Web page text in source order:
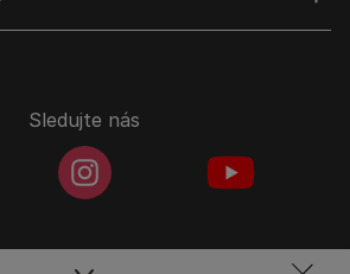
Sledujte nás
instagramColored